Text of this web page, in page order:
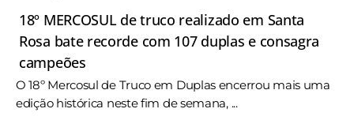
18º MERCOSUL de truco realizado em Santa
Rosa bate recorde com 107 duplas e consagra
campeões
O 18º Mercosul de Truco em Duplas encerrou mais uma
edição histórica neste fim de semana, ...